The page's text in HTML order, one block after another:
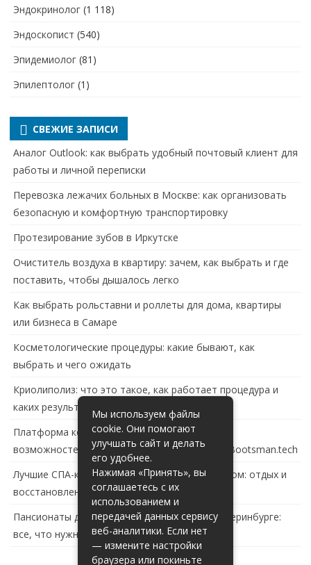
Эндокринолог (1 118)
Эндоскопист (540)
Эпидемиолог (81)
Эпилептолог (1)
СВЕЖИЕ ЗАПИСИ
Аналог Outlook: как выбрать удобный почтовый клиент для
работы и личной переписки
Перевозка лежачих больных в Москве: как организовать
безопасную и комфортную транспортировку
Протезирование зубов в Иркутске
Очиститель воздуха в квартиру: зачем, как выбрать и где
поставить, чтобы дышалось легко
Как выбрать рольставни и роллеты для дома, квартиры
или бизнеса в Самаре
Косметологические процедуры: какие бывают, как
выбрать и чего ожидать
Криолиполиз: что это такое, как работает процедура и
каких результатов ждать
Платформа контейнеризации в России: обзор
возможностей и перспектив развития сайта Bootsman.tech
Лучшие СПА-комплексы в Тольятти с бассейном: отдых и
восстановление за городом
Пансионаты для пожилых с деменцией в Екатеринбурге:
все, что нужно знать
Мы используем файлы
cookie. Они помогают
улучшать сайт и делать
его удобнее.
Нажимая «Принять», вы
соглашаетесь с их
использованием и
передачей данных сервису
веб-аналитики. Если нет
— измените настройки
браузера или покиньте